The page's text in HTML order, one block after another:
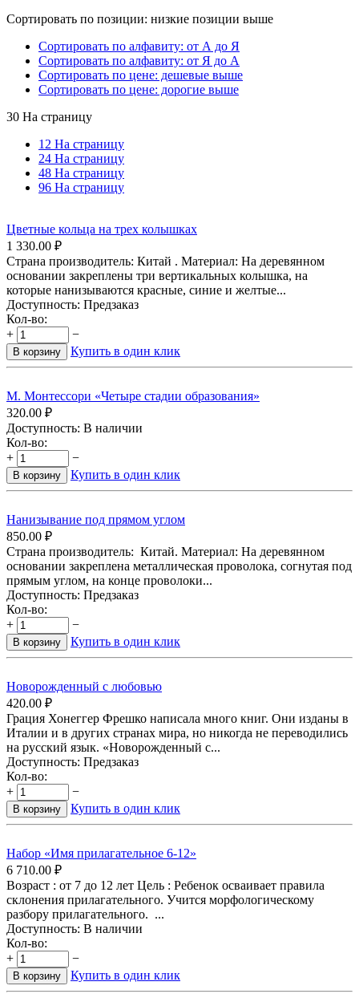
Сортировать по позиции: низкие позиции выше
Сортировать по алфавиту: от А до Я
Сортировать по алфавиту: от Я до А
Сортировать по цене: дешевые выше
Сортировать по цене: дорогие выше
30 На страницу
12 На страницу
24 На страницу
48 На страницу
96 На страницу
Цветные кольца на трех колышках
1 330.00 ₽
Страна производитель: Китай . Материал: На деревянном
основании закреплены три вертикальных колышка, на
которые нанизываются красные, синие и желтые...
Доступность: Предзаказ
Кол-во:
+
−
В корзину Купить в один клик
М. Монтессори «Четыре стадии образования»
320.00 ₽
Доступность: В наличии
Кол-во:
+
−
В корзину Купить в один клик
Нанизывание под прямом углом
850.00 ₽
Страна производитель: Китай. Материал: На деревянном
основании закреплена металлическая проволока, согнутая под
прямым углом, на конце проволоки...
Доступность: Предзаказ
Кол-во:
+
−
В корзину Купить в один клик
Новорожденный с любовью
420.00 ₽
Грация Хонеггер Фрешко написала много книг. Они изданы в
Италии и в других странах мира, но никогда не переводились
на русский язык. «Новорожденный с...
Доступность: Предзаказ
Кол-во:
+
−
В корзину Купить в один клик
Набор «Имя прилагательное 6-12»
6 710.00 ₽
Возраст : от 7 до 12 лет Цель : Ребенок осваивает правила
склонения прилагательного. Учится морфологическому
разбору прилагательного. ...
Доступность: В наличии
Кол-во:
+
−
В корзину Купить в один клик